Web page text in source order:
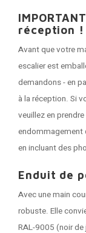
réception !
Avant que votre
escalier est
demandons - en
à la réception. Si
veuillez en
endommagement
en incluant des
Enduit de
Avec une main
robuste. Elle
RAL-9005 (noir